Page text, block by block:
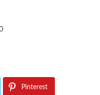
Pinterest